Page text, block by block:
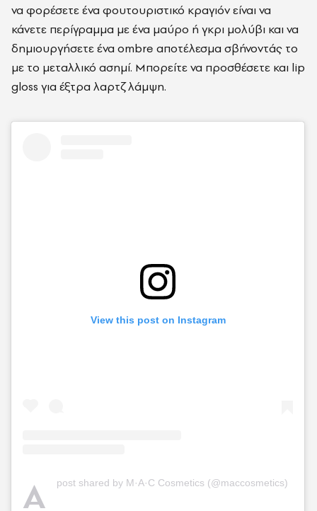
να φορέσετε ένα φουτουριστικό κραγιόν είναι να
κάνετε περίγραμμα με ένα μαύρο ή γκρι μολύβι και να
δημιουργήσετε ένα ombre αποτέλεσμα σβήνοντάς το
με το μεταλλικό ασημί. Μπορείτε να προσθέσετε και lip
gloss για έξτρα λαρτζ λάμψη.
View this post on Instagram
A post shared by M·A·C Cosmetics (@maccosmetics)